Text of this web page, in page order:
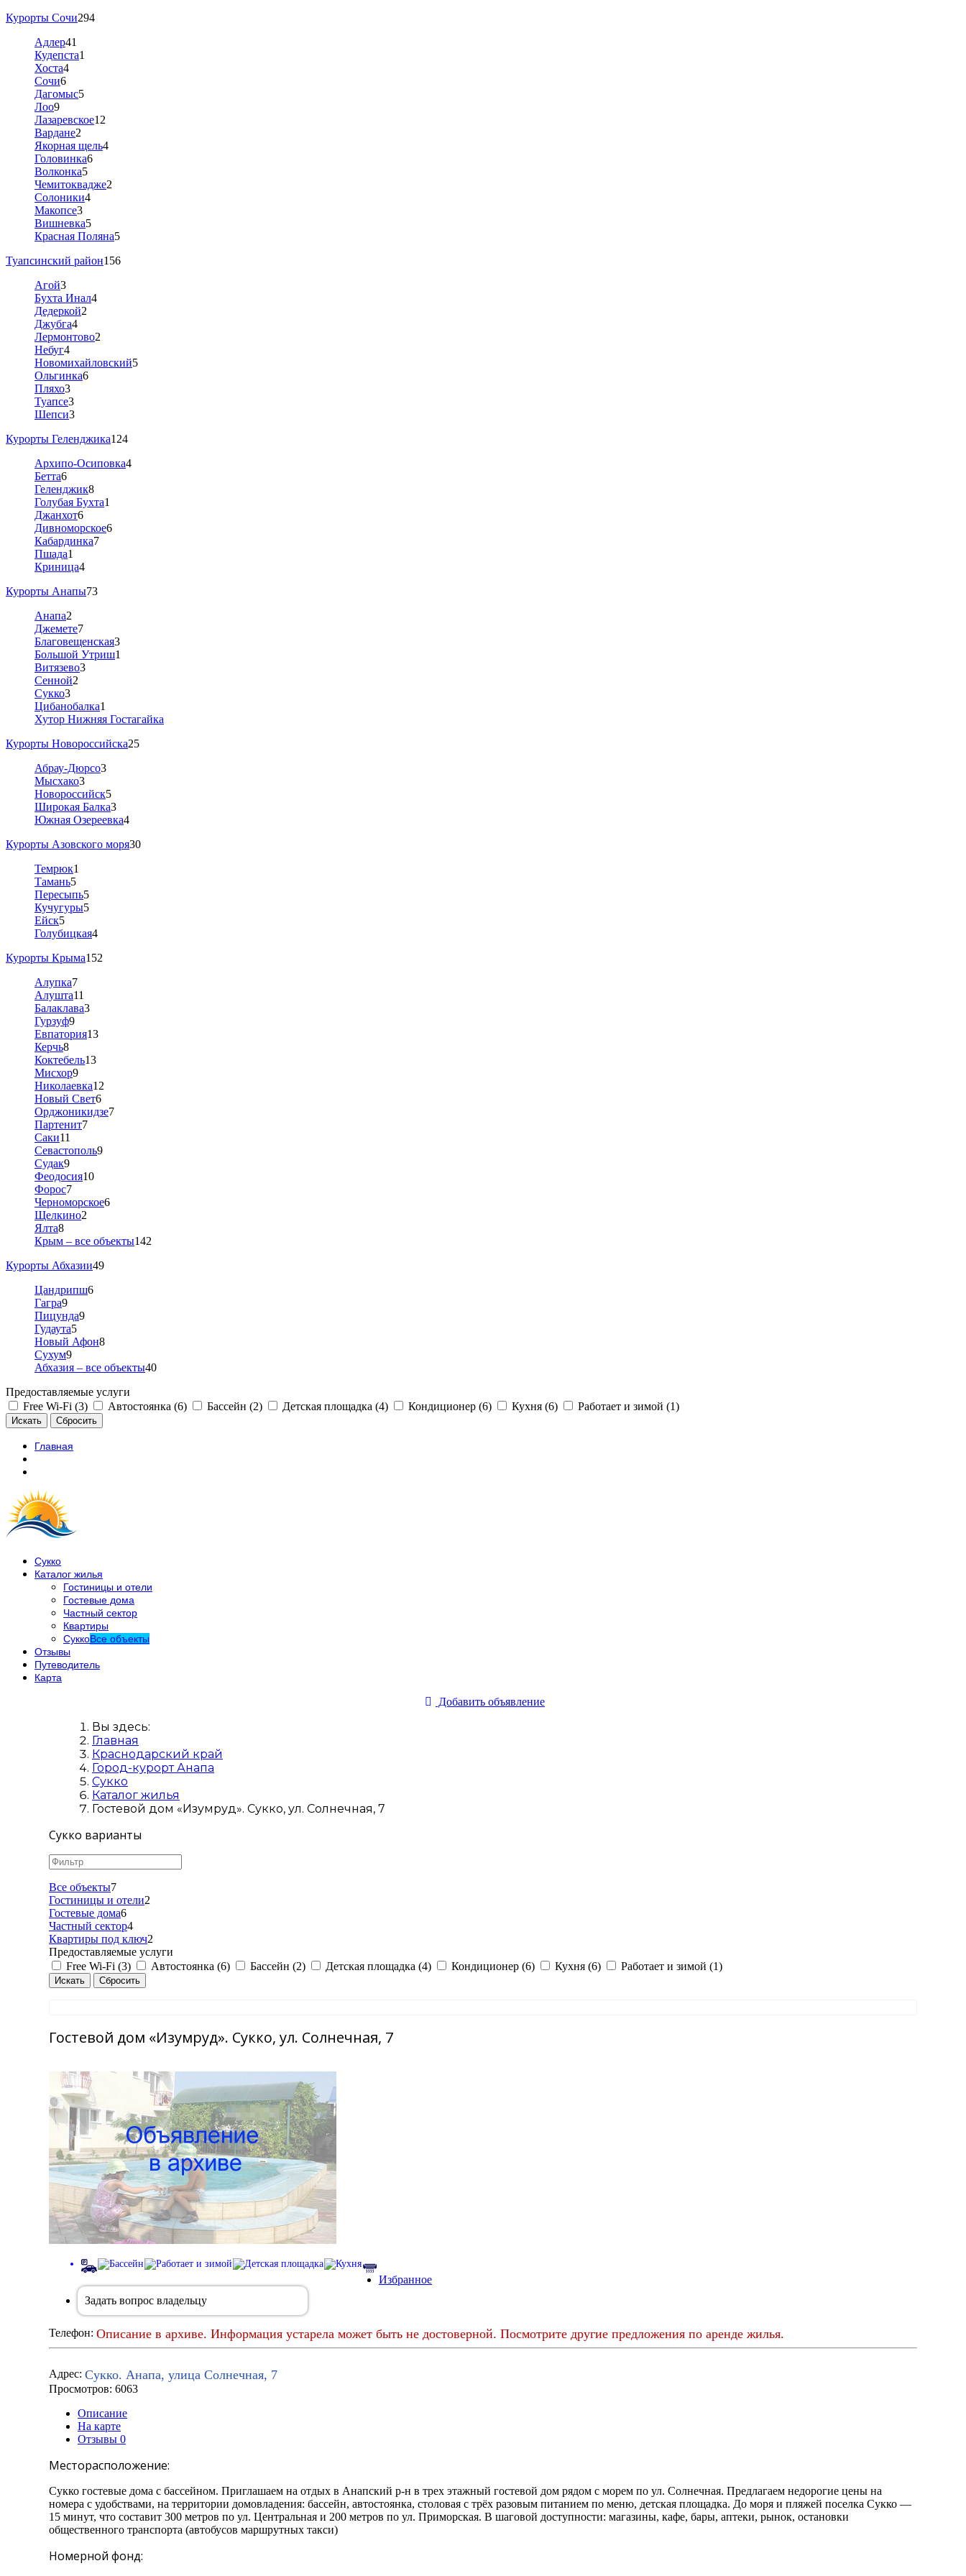
Курорты Сочи294
Адлер41
Кудепста1
Хоста4
Сочи6
Дагомыс5
Лоо9
Лазаревское12
Вардане2
Якорная щель4
Головинка6
Волконка5
Чемитоквадже2
Солоники4
Макопсе3
Вишневка5
Красная Поляна5
Туапсинский район156
Агой3
Бухта Инал4
Дедеркой2
Джубга4
Лермонтово2
Небуг4
Новомихайловский5
Ольгинка6
Пляхо3
Туапсе3
Шепси3
Курорты Геленджика124
Архипо-Осиповка4
Бетта6
Геленджик8
Голубая Бухта1
Джанхот6
Дивноморское6
Кабардинка7
Пшада1
Криница4
Курорты Анапы73
Анапа2
Джемете7
Благовещенская3
Большой Утриш1
Витязево3
Сенной2
Сукко3
Цибанобалка1
Хутор Нижняя Гостагайка
Курорты Новороссийска25
Абрау-Дюрсо3
Мысхако3
Новороссийск5
Широкая Балка3
Южная Озереевка4
Курорты Азовского моря30
Темрюк1
Тамань5
Пересыпь5
Кучугуры5
Ейск5
Голубицкая4
Курорты Крыма152
Алупка7
Алушта11
Балаклава3
Гурзуф9
Евпатория13
Керчь8
Коктебель13
Мисхор9
Николаевка12
Новый Свет6
Орджоникидзе7
Партенит7
Саки11
Севастополь9
Судак9
Феодосия10
Форос7
Черноморское6
Щелкино2
Ялта8
Крым – все объекты142
Курорты Абхазии49
Цандрипш6
Гагра9
Пицунда9
Гудаута5
Новый Афон8
Сухум9
Абхазия – все объекты40
Предоставляемые услуги
Free Wi-Fi (3)
Автостоянка (6) Бассейн (2) Детская площадка (4) Кондиционер (6) Кухня (6) Работает и зимой (1)
Главная
Сукко
Каталог жилья
Гостиницы и отели
Гостевые дома
Частный сектор
Квартиры
СуккоВсе объекты
Отзывы
Путеводитель
Карта
Добавить объявление
Вы здесь:
Главная
Краснодарский край
Город-курорт Анапа
Сукко
Каталог жилья
Гостевой дом «Изумруд». Сукко, ул. Солнечная, 7
Сукко варианты
Все объекты7
Гостиницы и отели2
Гостевые дома6
Частный сектор4
Квартиры под ключ2
Предоставляемые услуги
Free Wi-Fi (3)
Автостоянка (6) Бассейн (2) Детская площадка (4) Кондиционер (6) Кухня (6) Работает и зимой (1)
Гостевой дом «Изумруд». Сукко, ул. Солнечная, 7
Избранное
Задать вопрос владельцу
Телефон: Описание в архиве. Информация устарела может быть не достоверной. Посмотрите другие предложения по аренде жилья.
Адрес: Сукко. Анапа, улица Солнечная, 7
Просмотров: 6063
Описание
На карте
Отзывы 0
Месторасположение:
Сукко гостевые дома с бассейном. Приглашаем на отдых в Анапский р-н в трех этажный гостевой дом рядом с морем по ул. Солнечная. Предлагаем недорогие цены на
номера с удобствами, на территории домовладения: бассейн, автостоянка, столовая с трёх разовым питанием по меню, детская площадка. До моря и пляжей поселка Сукко —
15 минут, что составит 300 метров по ул. Центральная и 200 метров по ул. Приморская. В шаговой доступности: магазины, кафе, бары, аптеки, рынок, остановки
общественного транспорта (автобусов маршрутных такси)
Номерной фонд: